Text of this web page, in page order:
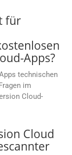
für
Apps?
technischen
im
Cloud-
Cloud